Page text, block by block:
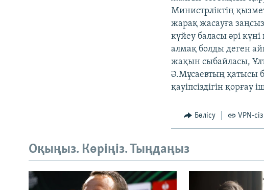
Министрліктің
жарақ жасауға
күйеу баласы әрі
алмақ болды деген
жақын сыбайласы,
Ә.Мұсаевтың қатысы
қауіпсіздігін қорғау
Бөлісу VPN-
Оқыңыз. Көріңіз. Тыңдаңыз